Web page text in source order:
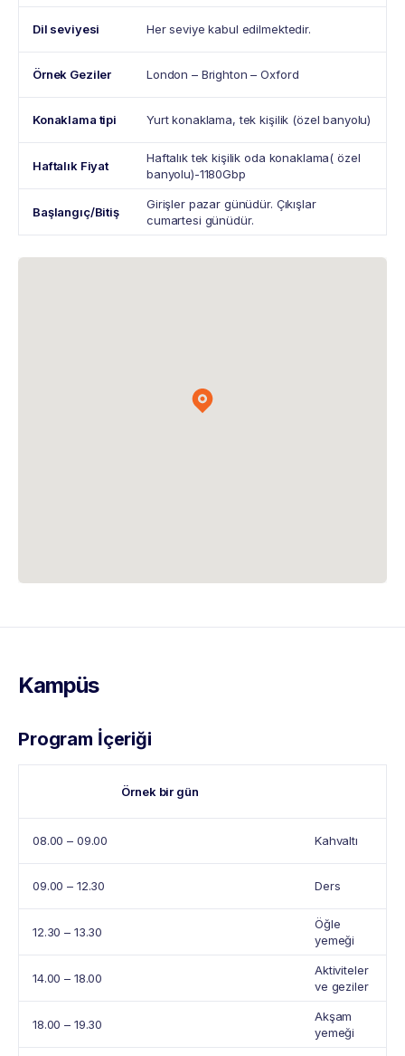
Dil seviyesi Her seviye kabul edilmektedir.
Örnek Geziler London – Brighton – Oxford
Konaklama tipi Yurt konaklama, tek kişilik (özel banyolu)
Haftalık Fiyat
Haftalık tek kişilik oda konaklama( özel
banyolu)-1180Gbp
Başlangıç/Bitiş
Girişler pazar günüdür. Çıkışlar
cumartesi günüdür.
Kampüs
Program İçeriği
Örnek bir gün
08.00 – 09.00 Kahvaltı
09.00 – 12.30 Ders
12.30 – 13.30
Öğle
yemeği
14.00 – 18.00
Aktiviteler
ve geziler
18.00 – 19.30
Akşam
yemeği